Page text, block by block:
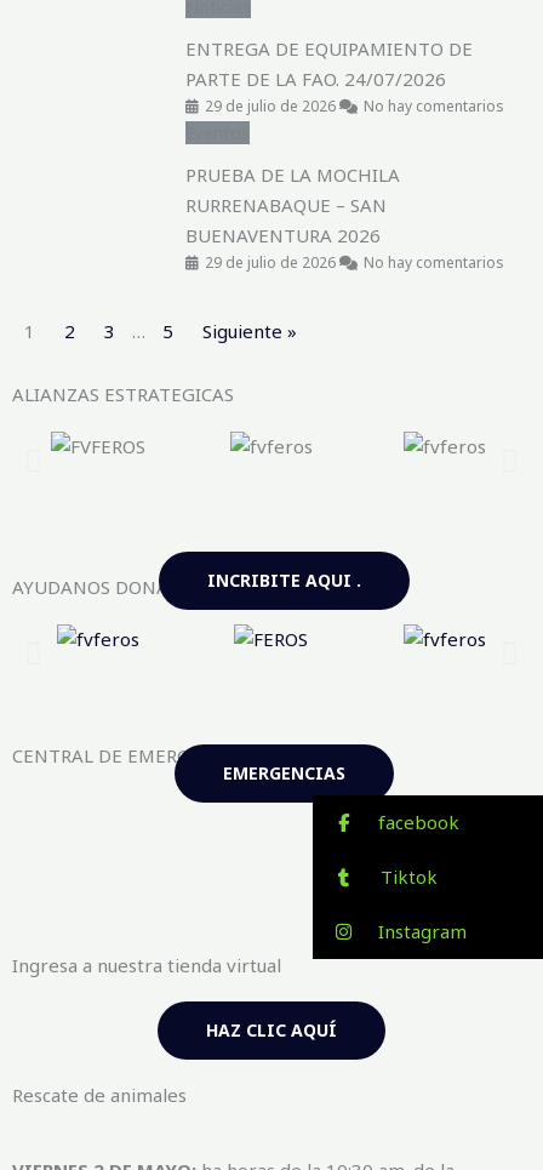
ENTREGA DE EQUIPAMIENTO DE
PARTE DE LA FAO. 24/07/2026
29 de julio de 2026 No hay comentarios
PRUEBA DE LA MOCHILA
RURRENABAQUE – SAN
BUENAVENTURA 2026
29 de julio de 2026 No hay comentarios
1 2 3 … 5 Siguiente »
ALIANZAS ESTRATEGICAS
INCRIBITE AQUI .
AYUDANOS DONANDO AQUI
CENTRAL DE EMERGENCIAS FV-FEROS
EMERGENCIAS
Ingresa a nuestra tienda virtual
HAZ CLIC AQUÍ
Rescate de animales
facebook
Tiktok
Instagram